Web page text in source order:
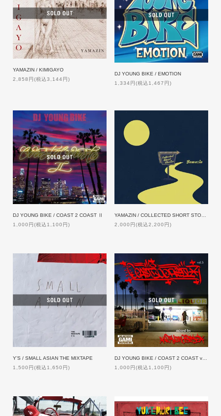
YAMAZIN / KIMIGAYO
2,858円(税込3,144円)
DJ YOUNG BIKE / EMOTION
1,334円(税込1,467円)
DJ YOUNG BIKE / COAST 2 COAST Ⅱ
1,000円(税込1,100円)
2,000円(税込2,200円)
Y’S / SMALL ASIAN THE MIXTAPE
1,500円(税込1,650円)
1,000円(税込1,100円)